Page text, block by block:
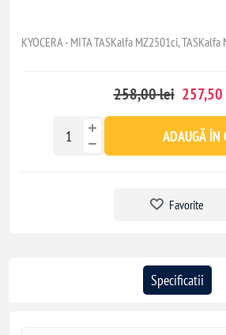
KYOCERA - MITA TASKalfa MZ2501ci,
258,00 lei
ADAUGĂ ÎN
Favorite
Specificatii